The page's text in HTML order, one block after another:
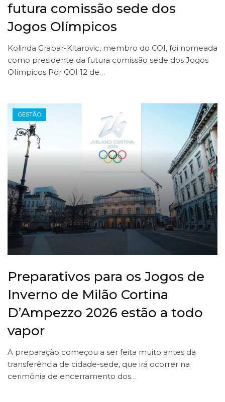
futura comissão sede dos
Jogos Olímpicos
Kolinda Grabar-Kitarovic, membro do COI, foi nomeada
como presidente da futura comissão sede dos Jogos
Olímpicos Por COI 12 de…
GESTÃO
Preparativos para os Jogos de
Inverno de Milão Cortina
D’Ampezzo 2026 estão a todo
vapor
A preparação começou a ser feita muito antes da
transferência de cidade-sede, que irá ocorrer na
cerimônia de encerramento dos…